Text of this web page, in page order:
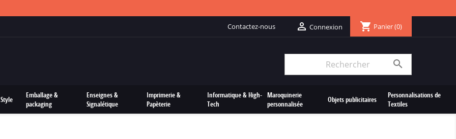
Contactez-nous  Connexion shopping_cart Panier(0)

Emballage &
packaging
Enseignes &
Signalétique
Imprimerie &
Papèterie
Informatique & High-
Tech
Maroquinerie
personnalisée
Objets publicitaires
Personnalisations de
Textiles